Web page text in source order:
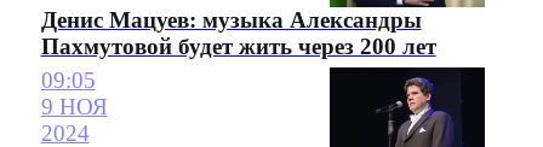
Денис Мацуев: музыка Александры
Пахмутовой будет жить через 200 лет
09:05
9 НОЯ
2024